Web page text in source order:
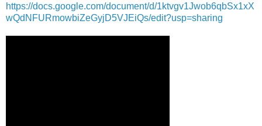
https://docs.google.com/document/d/1ktvgv1Jwob6qbSx1xX
wQdNFURmowbiZeGyjD5VJEiQs/edit?usp=sharing